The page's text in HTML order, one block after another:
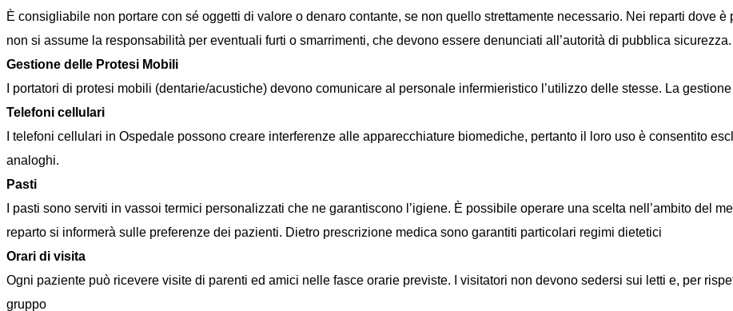
È consigliabile non portare con sé oggetti di valore o denaro contante, se non quello strettamente necessario. Nei reparti dove
non si assume la responsabilità per eventuali furti o smarrimenti, che devono essere denunciati all’autorità di pubblica sicurezza.
Gestione delle Protesi Mobili
I portatori di protesi mobili (dentarie/acustiche) devono comunicare al personale infermieristico l’utilizzo delle stesse. La
Telefoni cellulari
I telefoni cellulari in Ospedale possono creare interferenze alle apparecchiature biomediche, pertanto il loro uso è consentito
analoghi.
Pasti
I pasti sono serviti in vassoi termici personalizzati che ne garantiscono l’igiene. È possibile operare una scelta nell’ambito del
reparto si informerà sulle preferenze dei pazienti. Dietro prescrizione medica sono garantiti particolari regimi dietetici
Orari di visita
Ogni paziente può ricevere visite di parenti ed amici nelle fasce orarie previste. I visitatori non devono sedersi sui letti e, per
gruppo